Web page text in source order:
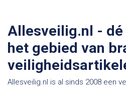
Allesveilig.nl -
het gebied van
Allesveilig.nl is al sinds 2008 een